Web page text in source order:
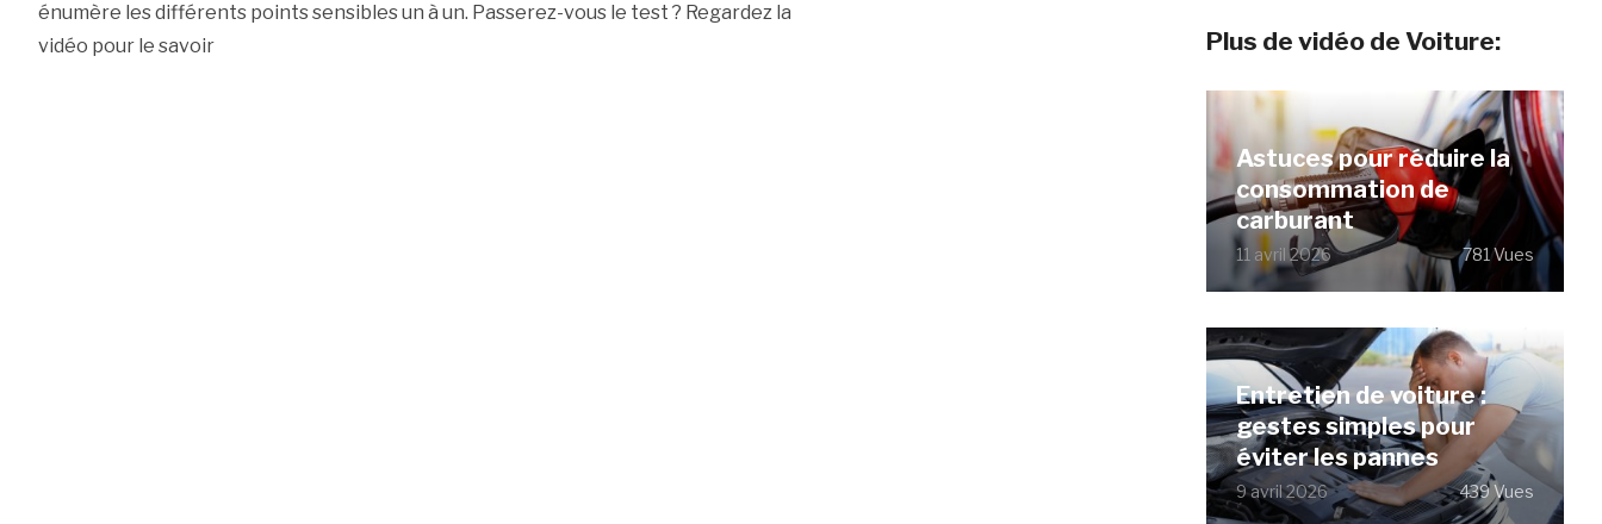
énumère les différents points sensibles un à un. Passerez-vous le test ? Regardez la
vidéo pour le savoir
Plus de vidéo de Voiture:
Astuces pour réduire la
consommation de
carburant
11 avril 2026 781 Vues
Entretien de voiture :
gestes simples pour
éviter les pannes
9 avril 2026 439 Vues